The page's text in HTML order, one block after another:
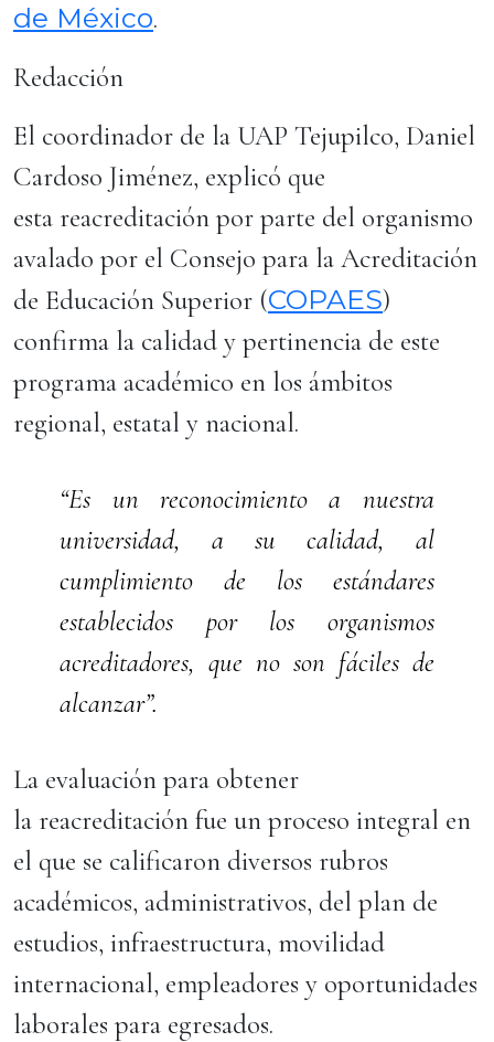
de México.
Redacción
El coordinador de la UAP Tejupilco, Daniel
Cardoso Jiménez, explicó que
esta reacreditación por parte del organismo
avalado por el Consejo para la Acreditación
de Educación Superior (COPAES)
confirma la calidad y pertinencia de este
programa académico en los ámbitos
regional, estatal y nacional.
“Es un reconocimiento a nuestra
universidad, a su calidad, al
cumplimiento de los estándares
establecidos por los organismos
acreditadores, que no son fáciles de
alcanzar”.
La evaluación para obtener
la reacreditación fue un proceso integral en
el que se calificaron diversos rubros
académicos, administrativos, del plan de
estudios, infraestructura, movilidad
internacional, empleadores y oportunidades
laborales para egresados.